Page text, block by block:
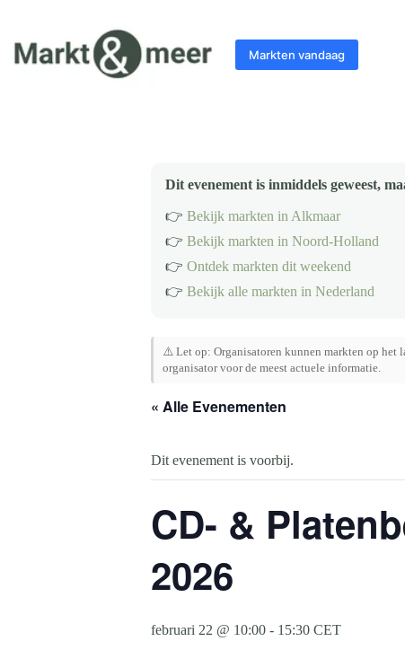
inhoud
Markten vandaag
Dit evenement is inmiddels geweest,
👉 Bekijk markten in Alkmaar
👉 Bekijk markten in Noord-Holland
👉 Ontdek markten dit weekend
👉 Bekijk alle markten in Nederland
⚠️ Let op: Organisatoren kunnen markten op het
organisator voor de meest actuele informatie.
« Alle Evenementen
Dit evenement is voorbij.
CD- &
2026
februari 22 @ 10:00 - 15:30 CET